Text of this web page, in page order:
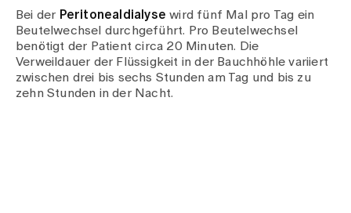
Bei der Peritonealdialyse wird fünf Mal pro Tag ein
Beutelwechsel durchgeführt. Pro Beutelwechsel
benötigt der Patient circa 20 Minuten. Die
Verweildauer der Flüssigkeit in der Bauchhöhle variiert
zwischen drei bis sechs Stunden am Tag und bis zu
zehn Stunden in der Nacht.